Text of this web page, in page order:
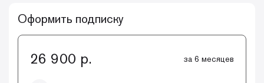
Оформить подписку
26 900 р. за 6 месяцев